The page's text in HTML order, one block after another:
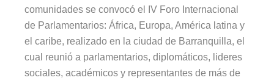
comunidades se convocó el IV Foro Internacional
de Parlamentarios: África, Europa, América latina y
el caribe, realizado en la ciudad de Barranquilla, el
cual reunió a parlamentarios, diplomáticos, lideres
sociales, académicos y representantes de más de